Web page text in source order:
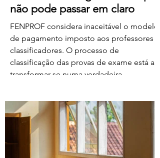
não pode passar em claro
FENPROF considera inaceitável o modelo
de pagamento imposto aos professores
classificadores. O processo de
classificação das provas de exame está a
transformar-se numa verdadeira
desorganização que marcaram este
processo, o Governo e o Ministério da
Educação, Ciência e Inovação parecem
querer acrescentar uma nova dimensão